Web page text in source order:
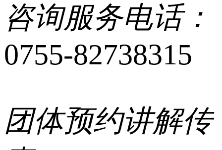
咨询服务电话：
0755-82738315
团体预约讲解传